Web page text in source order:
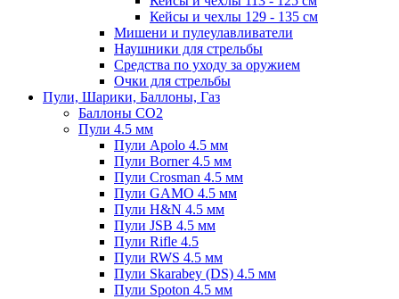
Кейсы и чехлы 129 - 135 см
Мишени и пулеулавливатели
Наушники для стрельбы
Средства по уходу за оружием
Очки для стрельбы
Пули, Шарики, Баллоны, Газ
Баллоны CO2
Пули 4.5 мм
Пули Apolo 4.5 мм
Пули Borner 4.5 мм
Пули Crosman 4.5 мм
Пули GAMO 4.5 мм
Пули H&N 4.5 мм
Пули JSB 4.5 мм
Пули Rifle 4.5
Пули RWS 4.5 мм
Пули Skarabey (DS) 4.5 мм
Пули Spoton 4.5 мм